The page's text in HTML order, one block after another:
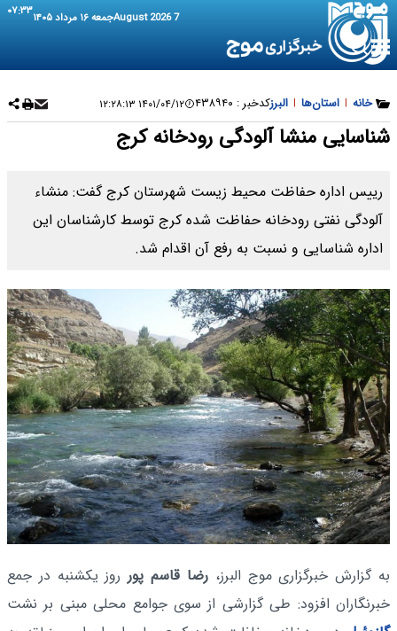
7 August 2026 جمعه ۱۶ مرداد ۱۴۰۵ ۰۷:۳۳
خانه | استان‌ها | البرزکدخبر : ۴۳۸۹۴۰ ۱۴۰۱/۰۴/۱۲ ۱۲:۲۸:۱۳
شناسایی منشا آلودگی رودخانه کرج
رییس اداره حفاظت محیط زیست شهرستان کرج گفت: منشاء
آلودگی نفتی رودخانه حفاظت شده کرج توسط کارشناسان این
اداره شناسایی و نسبت به رفع آن اقدام شد.
به گزارش خبرگزاری موج البرز،رضا قاسم پورروز یکشنبه در جمع
خبرنگاران افزود: طی گزارشی از سوی جوامع محلی مبنی بر نشت